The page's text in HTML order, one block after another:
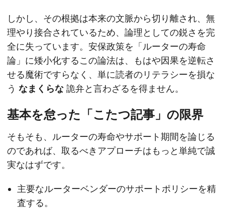
しかし、その根拠は本来の文脈から切り離され、無
理やり接合されているため、論理としての鋭さを完
全に失っています。安保政策を「ルーターの寿命
論」に矮小化するこの論法は、もはや因果を逆転さ
せる魔術ですらなく、単に読者のリテラシーを損な
う なまくらな 詭弁と言わざるを得ません。
基本を怠った「こたつ記事」の限界
そもそも、ルーターの寿命やサポート期間を論じる
のであれば、取るべきアプローチはもっと単純で誠
実なはずです。
主要なルーターベンダーのサポートポリシーを精
査する。